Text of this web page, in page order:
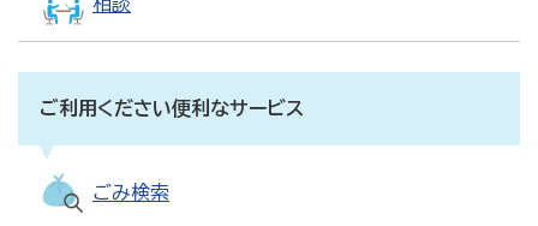
ご利用ください便利なサービス
ごみ検索